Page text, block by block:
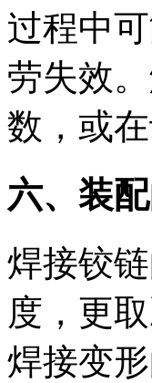
过程中
劳失效
数，或
六、装
焊接铰
度，更
焊接变